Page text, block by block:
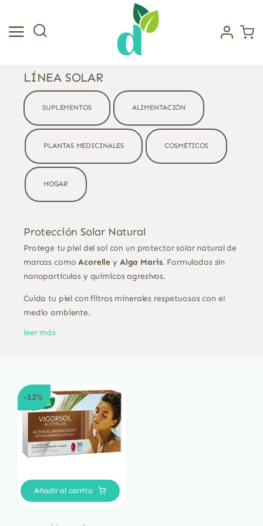
contenido
LÍNEA SOLAR
SUPLEMENTOS ALIMENTACIÓN
PLANTAS MEDICINALES COSMÉTICOS
HOGAR
Protección Solar Natural
Protege tu piel del sol con un protector solar natural de
marcas comoAcorelle y Alga Maris. Formulados sin
nanopartículas y químicos agresivos.
Cuida tu piel con filtros minerales respetuosos con el
medio ambiente.
leer más
Añadir al carrito
-12%